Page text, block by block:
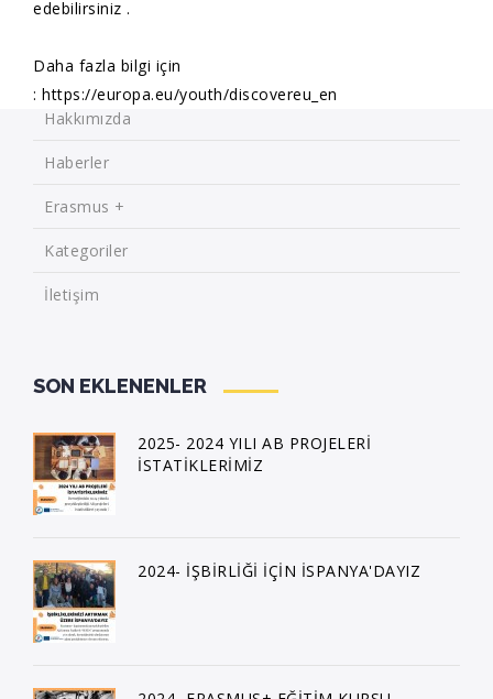
edebilirsiniz .
Daha fazla bilgi için
: https://europa.eu/youth/discovereu_en
Hakkımızda
Haberler
Erasmus +
Kategoriler
İletişim
SON EKLENENLER
2025- 2024 YILI AB PROJELERİ
İSTATİKLERİMİZ
2024- İŞBİRLİĞİ İÇİN İSPANYA'DAYIZ